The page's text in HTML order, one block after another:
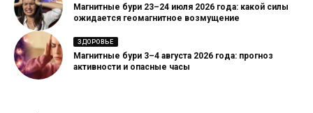
Магнитные бури 23–24 июля 2026 года: какой силы
ожидается геомагнитное возмущение
ЗДОРОВЬЕ
Магнитные бури 3–4 августа 2026 года: прогноз
активности и опасные часы